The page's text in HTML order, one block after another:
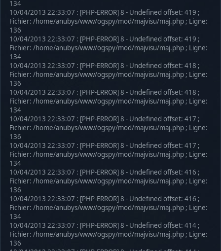
134
10/04/2013 22:33:07 : [PHP-ERROR] 8 - Undefined offset: 419 ;
Fichier: /home/anubys/www/ogspy/mod/majvisu/maj.php ; Ligne:
136
10/04/2013 22:33:07 : [PHP-ERROR] 8 - Undefined offset: 419 ;
Fichier: /home/anubys/www/ogspy/mod/majvisu/maj.php ; Ligne:
134
10/04/2013 22:33:07 : [PHP-ERROR] 8 - Undefined offset: 418 ;
Fichier: /home/anubys/www/ogspy/mod/majvisu/maj.php ; Ligne:
136
10/04/2013 22:33:07 : [PHP-ERROR] 8 - Undefined offset: 418 ;
Fichier: /home/anubys/www/ogspy/mod/majvisu/maj.php ; Ligne:
134
10/04/2013 22:33:07 : [PHP-ERROR] 8 - Undefined offset: 417 ;
Fichier: /home/anubys/www/ogspy/mod/majvisu/maj.php ; Ligne:
136
10/04/2013 22:33:07 : [PHP-ERROR] 8 - Undefined offset: 417 ;
Fichier: /home/anubys/www/ogspy/mod/majvisu/maj.php ; Ligne:
134
10/04/2013 22:33:07 : [PHP-ERROR] 8 - Undefined offset: 416 ;
Fichier: /home/anubys/www/ogspy/mod/majvisu/maj.php ; Ligne:
136
10/04/2013 22:33:07 : [PHP-ERROR] 8 - Undefined offset: 416 ;
Fichier: /home/anubys/www/ogspy/mod/majvisu/maj.php ; Ligne:
134
10/04/2013 22:33:07 : [PHP-ERROR] 8 - Undefined offset: 414 ;
Fichier: /home/anubys/www/ogspy/mod/majvisu/maj.php ; Ligne:
136